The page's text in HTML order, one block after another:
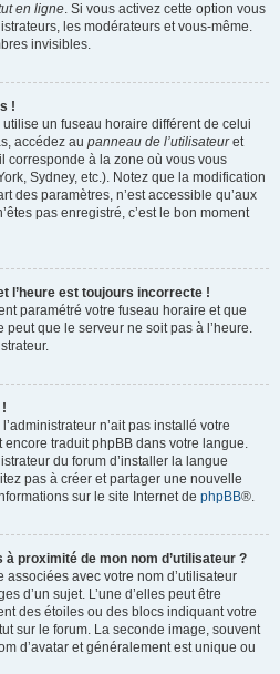
en ligne. Si vous activez cette option vous
les modérateurs et vous-même.
invisibles.
!
utilise un fuseau horaire différent de celui
accédez au panneau de l’utilisateuret
corresponde à la zone où vous vous
Sydney, etc.). Notez que la modification
des paramètres, n’est accessible qu’aux
pas enregistré, c’est le bon moment
l’heure est toujours incorrecte !
paramétré votre fuseau horaire et que
peut que le serveur ne soit pas à l’heure.
n’ait pas installé votre
encore traduit phpBB dans votre langue.
du forum d’installer la langue
pas à créer et partager une nouvelle
sur le site Internet de phpBB®.
proximité de mon nom d’utilisateur ?
associées avec votre nom d’utilisateur
d’un sujet. L’une d’elles peut être
des étoiles ou des blocs indiquant votre
sur le forum. La seconde image, souvent
d’avatar et généralement est unique ou